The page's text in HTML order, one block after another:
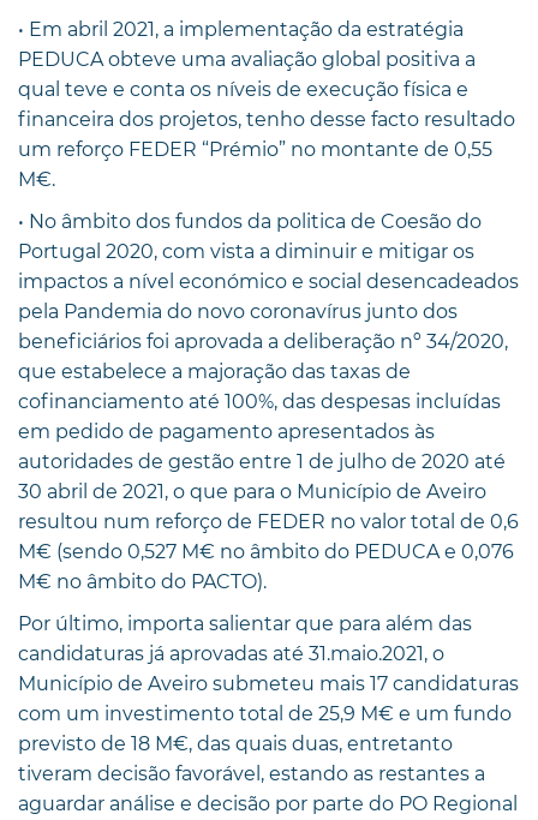
• Em abril 2021, a implementação da estratégia
PEDUCA obteve uma avaliação global positiva a
qual teve e conta os níveis de execução física e
financeira dos projetos, tenho desse facto resultado
um reforço FEDER “Prémio” no montante de 0,55
M€.
• No âmbito dos fundos da politica de Coesão do
Portugal 2020, com vista a diminuir e mitigar os
impactos a nível económico e social desencadeados
pela Pandemia do novo coronavírus junto dos
beneficiários foi aprovada a deliberação nº 34/2020,
que estabelece a majoração das taxas de
cofinanciamento até 100%, das despesas incluídas
em pedido de pagamento apresentados às
autoridades de gestão entre 1 de julho de 2020 até
30 abril de 2021, o que para o Município de Aveiro
resultou num reforço de FEDER no valor total de 0,6
M€ (sendo 0,527 M€ no âmbito do PEDUCA e 0,076
M€ no âmbito do PACTO).
Por último, importa salientar que para além das
candidaturas já aprovadas até 31.maio.2021, o
Município de Aveiro submeteu mais 17 candidaturas
com um investimento total de 25,9 M€ e um fundo
previsto de 18 M€, das quais duas, entretanto
tiveram decisão favorável, estando as restantes a
aguardar análise e decisão por parte do PO Regional